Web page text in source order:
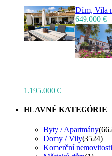
Dům, Vila
649.000 €
1.195.000 €
HLAVNÉ KATEGÓRIE
Byty / Apartmány
Domy / Vily(3524)
Komerční nemovitosti